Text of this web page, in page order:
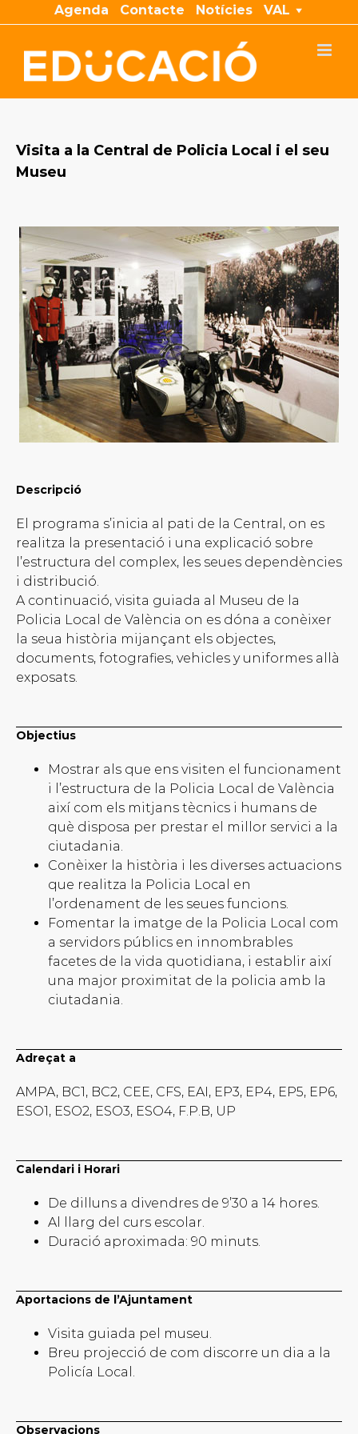
to
content
Agenda Contacte Notícies VAL
Visita a la Central de Policia Local i el seu
Museu
Descripció
El programa s’inicia al pati de la Central, on es
realitza la presentació i una explicació sobre
l’estructura del complex, les seues dependències
i distribució.
A continuació, visita guiada al Museu de la
Policia Local de València on es dóna a conèixer
la seua història mijançant els objectes,
documents, fotografies, vehicles y uniformes allà
exposats.
Objectius
Mostrar als que ens visiten el funcionament
i l’estructura de la Policia Local de València
així com els mitjans tècnics i humans de
què disposa per prestar el millor servici a la
ciutadania.
Conèixer la història i les diverses actuacions
que realitza la Policia Local en
l’ordenament de les seues funcions.
Fomentar la imatge de la Policia Local com
a servidors públics en innombrables
facetes de la vida quotidiana, i establir així
una major proximitat de la policia amb la
ciutadania.
Adreçat a
AMPA, BC1, BC2, CEE, CFS, EAI, EP3, EP4, EP5, EP6,
ESO1, ESO2, ESO3, ESO4, F.P.B, UP
Calendari i Horari
De dilluns a divendres de 9’30 a 14 hores.
Al llarg del curs escolar.
Duració aproximada: 90 minuts.
Aportacions de l’Ajuntament
Visita guiada pel museu.
Breu projecció de com discorre un dia a la
Policía Local.
Observacions